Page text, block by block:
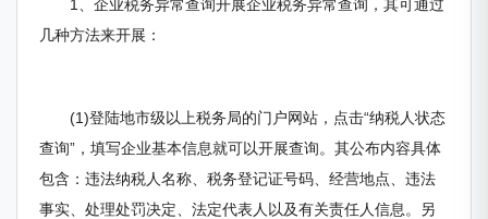
1、企业税务异常查询开展企业税务异常查询，其可通过
几种方法来开展：
(1)登陆地市级以上税务局的门户网站，点击“纳税人状态
查询”，填写企业基本信息就可以开展查询。其公布内容具体
包含：违法纳税人名称、税务登记证号码、经营地点、违法
事实、处理处罚决定、法定代表人以及有关责任人信息。另